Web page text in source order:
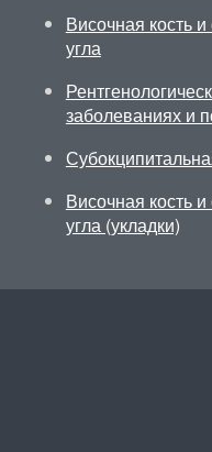
Височная кость
угла
заболеваниях и
Височная кость
угла (укладки)